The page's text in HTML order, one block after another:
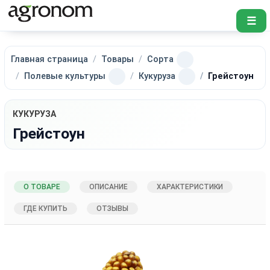
☰
Главная страница Товары
Сорта
Полевые культуры
Кукуруза Грейстоун
КУКУРУЗА
Грейстоун
О ТОВАРЕ ОПИСАНИЕ ХАРАКТЕРИСТИКИ
ГДЕ КУПИТЬ ОТЗЫВЫ